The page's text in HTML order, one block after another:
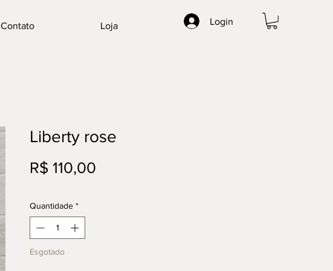
Login
Contato Loja
Liberty rose
R$ 110,00
Quantidade *
Esgotado